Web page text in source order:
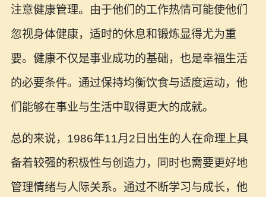
注意健康管理。由于他们的工作热情可能使他们
忽视身体健康，适时的休息和锻炼显得尤为重
要。健康不仅是事业成功的基础，也是幸福生活
的必要条件。通过保持均衡饮食与适度运动，他
们能够在事业与生活中取得更大的成就。
总的来说，1986年11月2日出生的人在命理上具
备着较强的积极性与创造力，同时也需要更好地
管理情绪与人际关系。通过不断学习与成长，他